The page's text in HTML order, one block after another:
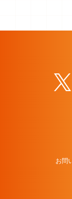
お問